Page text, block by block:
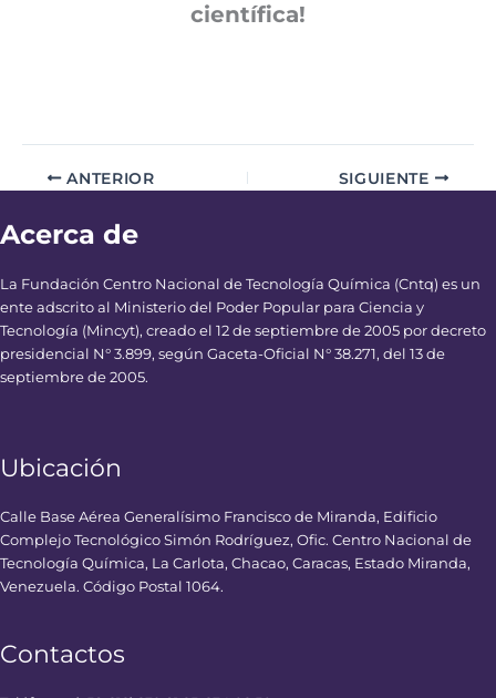
científica!
ANTERIOR SIGUIENTE
Acerca de
La Fundación Centro Nacional de Tecnología Química (Cntq) es un
ente adscrito al Ministerio del Poder Popular para Ciencia y
Tecnología (Mincyt), creado el 12 de septiembre de 2005 por decreto
presidencial N° 3.899, según Gaceta-Oficial N° 38.271, del 13 de
septiembre de 2005.
Ubicación
Calle Base Aérea Generalísimo Francisco de Miranda, Edificio
Complejo Tecnológico Simón Rodríguez, Ofic. Centro Nacional de
Tecnología Química, La Carlota, Chacao, Caracas, Estado Miranda,
Venezuela. Código Postal 1064.
Contactos